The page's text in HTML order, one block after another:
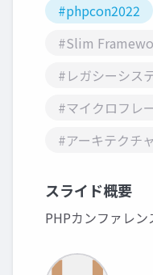
#phpcon2022
#Slim
#レガシーシス
#マイクロフレ
#アーキテクチ
スライド概要
PHPカンファレ